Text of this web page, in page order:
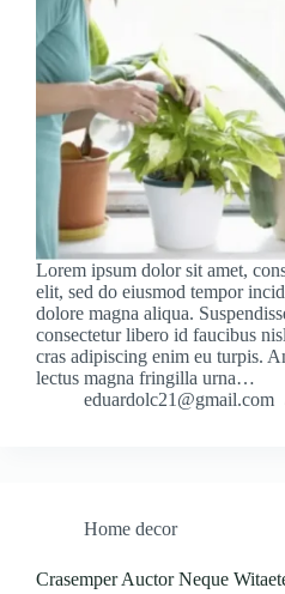
Lorem ipsum dolor sit amet,
elit, sed do eiusmod tempor
dolore magna aliqua.
consectetur libero id faucibus
cras adipiscing enim eu turpis.
lectus magna fringilla urna…
eduardolc21@gmail.com
Home decor
Crasemper Auctor Neque